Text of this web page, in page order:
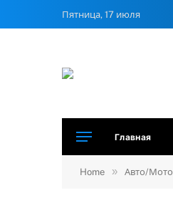
Пятница, 17 июля
Главная
Home » Авто/Мото